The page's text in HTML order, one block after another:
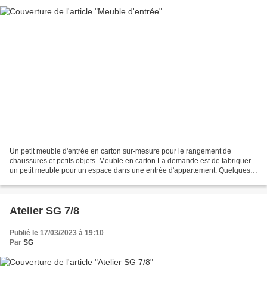
Un petit meuble d'entrée en carton sur-mesure pour le rangement de
chaussures et petits objets. Meuble en carton La demande est de fabriquer
un petit meuble pour un espace dans une entrée d'appartement. Quelques
Atelier SG 7/8
Publié le 17/03/2023 à 19:10
Par SG